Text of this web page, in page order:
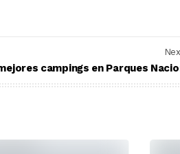
campings en Parques